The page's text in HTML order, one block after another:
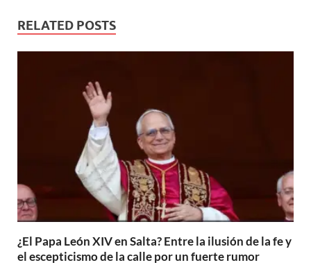
RELATED POSTS
¿El Papa León XIV en Salta? Entre la ilusión de la fe y
el escepticismo de la calle por un fuerte rumor